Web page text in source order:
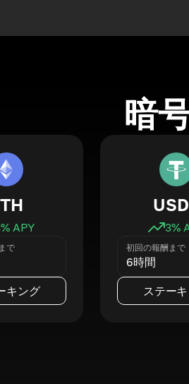
暗
% APY
で
キング
3%
初回の報酬まで
6時間
ステー